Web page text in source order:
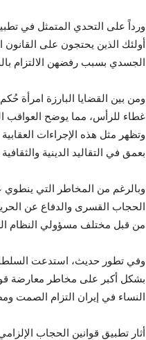
ورداً على التحدي المتمثل في
أولئك الذين يحتجون على القانون
الجسدي بسبب رفضهن الالتزام
غطاء للرأس، مما يوضح العواقب
وتظهر مثل هذه الإجراءات
بعمق في التقاليد الدينية
وبالرغم من المخاطر التي ينطوي
الحجاب القسری والدفاع عن
من قبل مختلف مسؤولي النظام
وفي تطور حديث، استدعت
بشكل أكبر على مخاطر معارضة
النساء في إيران التزام الصمت
أثار تطبيق قوانين الحجاب